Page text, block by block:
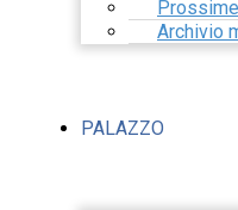
Archivio
PALAZZO